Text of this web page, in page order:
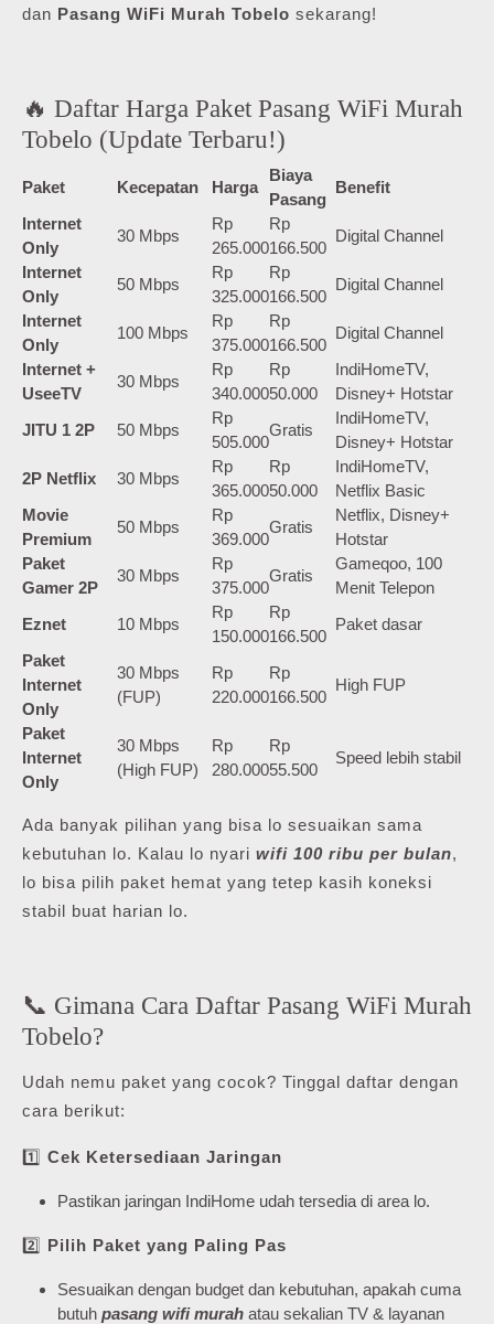
dan Pasang WiFi Murah Tobelo sekarang!
🔥 Daftar Harga Paket Pasang WiFi Murah
Tobelo (Update Terbaru!)
Paket Kecepatan Harga
Biaya
Pasang
Benefit
Internet
Only
30 Mbps
Rp
265.000
Rp
166.500
Digital Channel
Internet
Only
50 Mbps
Rp
325.000
Rp
166.500
Digital Channel
Internet
Only
100 Mbps
Rp
375.000
Rp
166.500
Digital Channel
Internet +
UseeTV
30 Mbps
Rp
340.000
Rp
50.000
IndiHomeTV,
Disney+ Hotstar
JITU 1 2P
50 Mbps
Rp
505.000
Gratis
IndiHomeTV,
Disney+ Hotstar
2P Netflix
30 Mbps
Rp
365.000
Rp
50.000
IndiHomeTV,
Netflix Basic
Movie
Premium
50 Mbps
Rp
369.000
Gratis
Netflix, Disney+
Hotstar
Paket
Gamer 2P
30 Mbps
Rp
375.000
Gratis
Gameqoo, 100
Menit Telepon
Eznet
10 Mbps
Rp
150.000
Rp
166.500
Paket dasar
Paket
Internet
Only
30 Mbps
(FUP)
Rp
220.000
Rp
166.500
High FUP
Paket
Internet
Only
30 Mbps
(High FUP)
Rp
280.000
Rp
55.500
Speed lebih stabil
Ada banyak pilihan yang bisa lo sesuaikan sama
kebutuhan lo. Kalau lo nyari wifi 100 ribu per bulan,
lo bisa pilih paket hemat yang tetep kasih koneksi
stabil buat harian lo.
📞 Gimana Cara Daftar Pasang WiFi Murah
Tobelo?
Udah nemu paket yang cocok? Tinggal daftar dengan
cara berikut:
1️⃣ Cek Ketersediaan Jaringan
Pastikan jaringan IndiHome udah tersedia di area lo.
2️⃣ Pilih Paket yang Paling Pas
Sesuaikan dengan budget dan kebutuhan, apakah cuma
butuh pasang wifi murah atau sekalian TV & layanan